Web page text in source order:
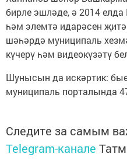
бирле эшләде, ә 2014
һәм элемтә идарәсен
шәһәрдә муниципаль
күчерү һәм видеокүзәтү
Шунысын да искәртик:
муниципаль порталында
Следите за самым
Telegram-канале